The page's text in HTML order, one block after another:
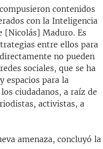
contenidos
con la Inteligencia
[Nicolás] Maduro. Es
entre ellos para
no pueden
sociales, que se ha
espacios para la
ciudadanos, a raíz de
activistas, a
amenaza, concluyó la